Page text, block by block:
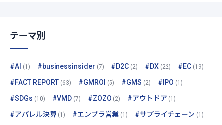
テーマ別
#AI (1) #businessinsider (7) #D2C (2) #DX (22) #EC (19)
#FACT REPORT (63) #GMROI (5) #GMS (2) #IPO (1)
#SDGs (10) #VMD (7) #ZOZO (2) #アウトドア (1)
#アパレル決算 (1) #エンプラ営業 (1) #サプライチェーン (1)